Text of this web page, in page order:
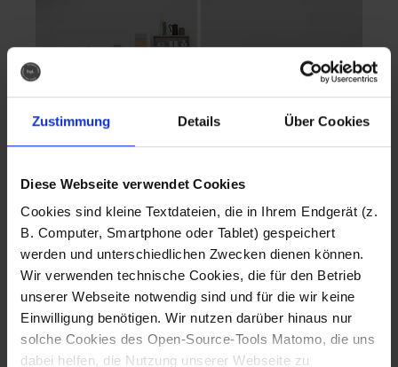
Zustimmung Details Über Cookies
Diese Webseite verwendet Cookies
Cookies sind kleine Textdateien, die in Ihrem Endgerät (z.
B. Computer, Smartphone oder Tablet) gespeichert
werden und unterschiedlichen Zwecken dienen können.
Wir verwenden technische Cookies, die für den Betrieb
unserer Webseite notwendig sind und für die wir keine
Einwilligung benötigen. Wir nutzen darüber hinaus nur
solche Cookies des Open-Source-Tools Matomo, die uns
dabei helfen, die Nutzung unserer Webseite zu
Fotografo: Lorenz
Sternbach
Download
Fotografo: Lorenz
Sternbach
Download